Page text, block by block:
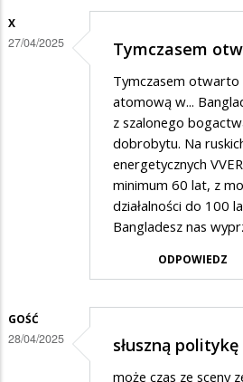
X
27/04/2025 Tymczasem
Tymczasem
atomową w...
z szalonego
dobrobytu. Na
energetycznych
minimum 60 lat, z
działalności do 100
Bangladesz nas
ODPOWIEDZ
GOŚĆ
28/04/2025 słuszną
może czas ze sceny